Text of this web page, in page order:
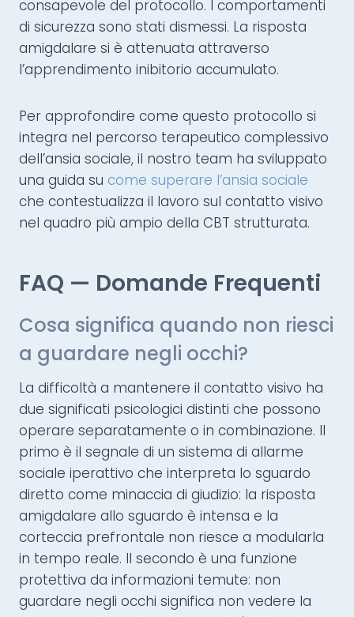
consapevole del protocollo. I comportamenti
di sicurezza sono stati dismessi. La risposta
amigdalare si è attenuata attraverso
l’apprendimento inibitorio accumulato.
Per approfondire come questo protocollo si
integra nel percorso terapeutico complessivo
dell’ansia sociale, il nostro team ha sviluppato
una guida su come superare l’ansia sociale
che contestualizza il lavoro sul contatto visivo
nel quadro più ampio della CBT strutturata.
FAQ — Domande Frequenti
Cosa significa quando non riesci
a guardare negli occhi?
La difficoltà a mantenere il contatto visivo ha
due significati psicologici distinti che possono
operare separatamente o in combinazione. Il
primo è il segnale di un sistema di allarme
sociale iperattivo che interpreta lo sguardo
diretto come minaccia di giudizio: la risposta
amigdalare allo sguardo è intensa e la
corteccia prefrontale non riesce a modularla
in tempo reale. Il secondo è una funzione
protettiva da informazioni temute: non
guardare negli occhi significa non vedere la